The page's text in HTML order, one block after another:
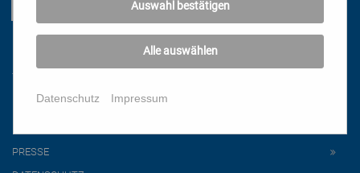
HOME
PRESSE
Auswahl bestätigen
Alle auswählen
Datenschutz Impressum